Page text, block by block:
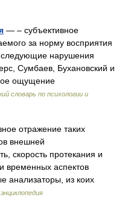
— – субъективное
за норму восприятия
следующие нарушения
Сумбаев, Бухановский и
ощущение
словарь по психологии и
отражение таких
внешней
скорость протекания и
временных аспектов
анализаторы, из коих